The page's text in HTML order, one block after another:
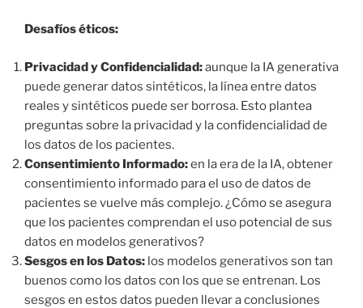
Desafíos éticos:
Privacidad y Confidencialidad:aunque la IA generativa
puede generar datos sintéticos, la línea entre datos
reales y sintéticos puede ser borrosa. Esto plantea
preguntas sobre la privacidad y la confidencialidad de
los datos de los pacientes.
Consentimiento Informado:en la era de la IA, obtener
consentimiento informado para el uso de datos de
pacientes se vuelve más complejo. ¿Cómo se asegura
que los pacientes comprendan el uso potencial de sus
datos en modelos generativos?
Sesgos en los Datos: los modelos generativos son tan
buenos como los datos con los que se entrenan. Los
sesgos en estos datos pueden llevar a conclusiones